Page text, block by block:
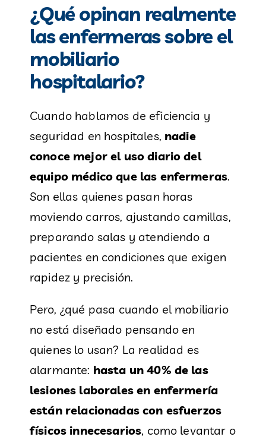
¿Qué opinan realmente
las enfermeras sobre el
mobiliario
hospitalario?
Cuando hablamos de eficiencia y
seguridad en hospitales, nadie
conoce mejor el uso diario del
equipo médico que las enfermeras.
Son ellas quienes pasan horas
moviendo carros, ajustando camillas,
preparando salas y atendiendo a
pacientes en condiciones que exigen
rapidez y precisión.
Pero, ¿qué pasa cuando el mobiliario
no está diseñado pensando en
quienes lo usan? La realidad es
alarmante: hasta un 40% de las
lesiones laborales en enfermería
están relacionadas con esfuerzos
físicos innecesarios, como levantar o